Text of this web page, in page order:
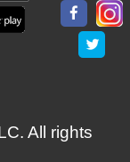
All rights